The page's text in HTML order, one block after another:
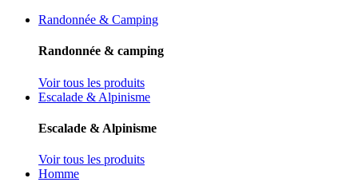
Randonnée & Camping
Randonnée & camping
Voir tous les produits
Escalade & Alpinisme
Escalade & Alpinisme
Voir tous les produits
Homme